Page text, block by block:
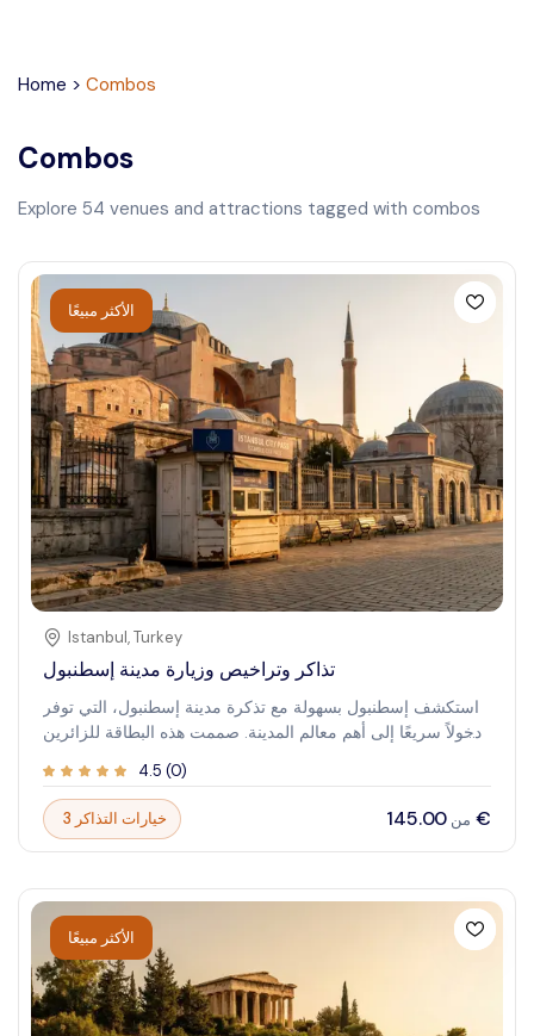
Home > Combos
Combos
Explore 54 venues and attractions tagged with combos
الأكثر مبيعًا
Istanbul,Turkey
تذاكر وتراخيص وزيارة مدينة إسطنبول
استكشف إسطنبول بسهولة مع تذكرة مدينة إسطنبول، التي توفر
دخولاً سريعًا إلى أهم معالم المدينة. صممت هذه البطاقة للزائرين
التاريخية والمتاحف والتجارب في حزمة واحدة سهلة. انغمس في
الثقافة الحيوية والتاريخ الغني لإسطنبول. من الجامع العظيم آيا
صوفيا إلى السوق الكبير المزدحم، استمتع بالإثارة لاكتشاف المعالم
الأيقونية مع توفير الوقت والمال. تجعل بطاقة مدينة إسطنبول
تنظيم يومك بثقة وسهولة.
4.5 (0)
3 خيارات التذاكر من ‏145.00 €
الأكثر مبيعًا